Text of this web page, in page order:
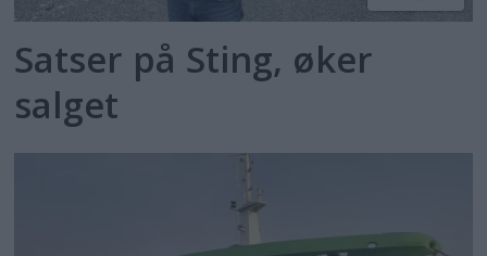
Satser på Sting, øker
salget